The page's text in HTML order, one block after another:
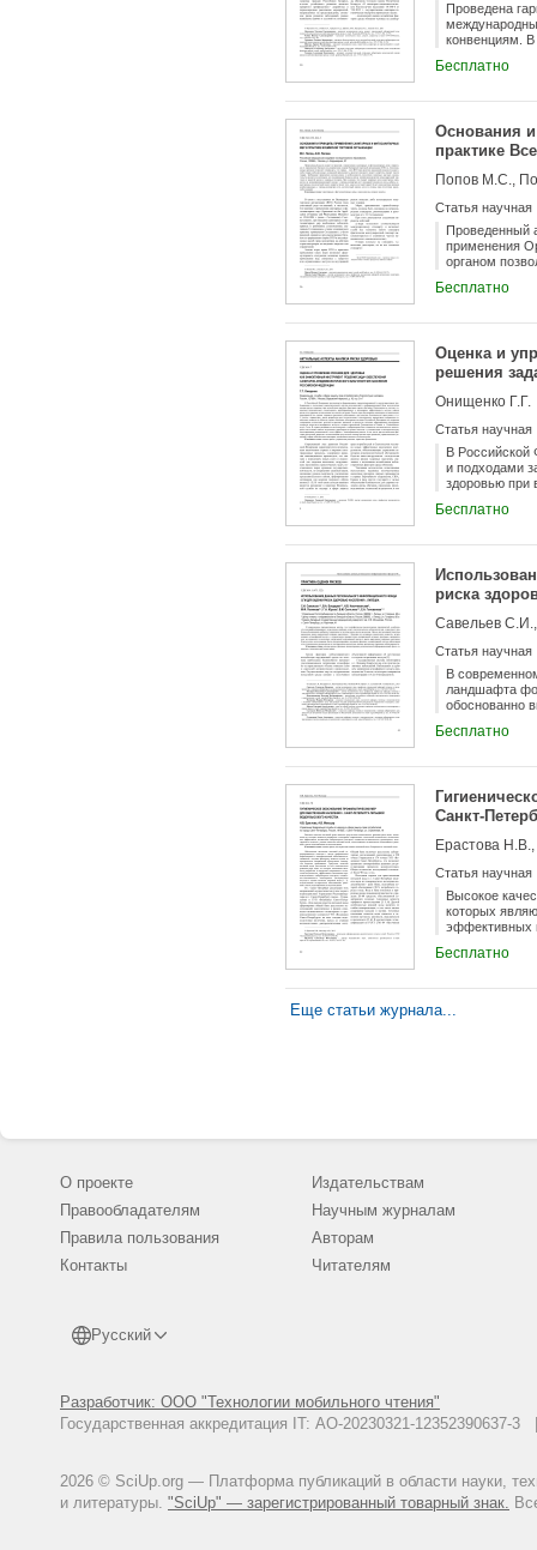
Проведена
конвенциям. В
здоровье
здоровью
Республики
Бесплатно
Основания
практике
Попов М.С.,
Статья научная
Проведенный
применения
органом
Требование
и здоровья
последствий
Бесплатно
Оценка и
решения
населения
Онищенко Г.Г.
Статья научная
В Российской
и подходами
здоровью при
здоровья
риска
вредных
в период
новые
результатов
Бесплатно
риска
Статья научная
В
ландшафта
обоснованно
населения. В
Бесплатно
Санкт-
Ерастова
Статья научная
Высокое
которых
эффективных
Бесплатно
Еще статьи журнала...
О проекте
Правообладателям
Правила пользования
Контакты
Русский
Разработчик: ООО "Технологии мобильного чтения"
Государственная аккредитация IT: АО-20230321-
2026 © SciUp.org — Платформа публикаций в области науки,
и литературы. "SciUp" — зарегистрированный товарный знак.
Издательствам
Научным журналам
Авторам
Читателям